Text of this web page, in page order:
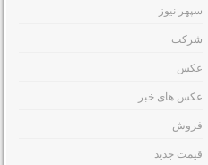
سپهر نیوز
شرکت
عکس
عکس های خبر
فروش
قیمت جدید